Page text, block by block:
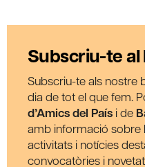
Subscriu-te
Subscriu-te als nostre
dia de tot el que fem.
d’Amics del País i de
amb informació sobre
activitats i notícies
convocatòries i